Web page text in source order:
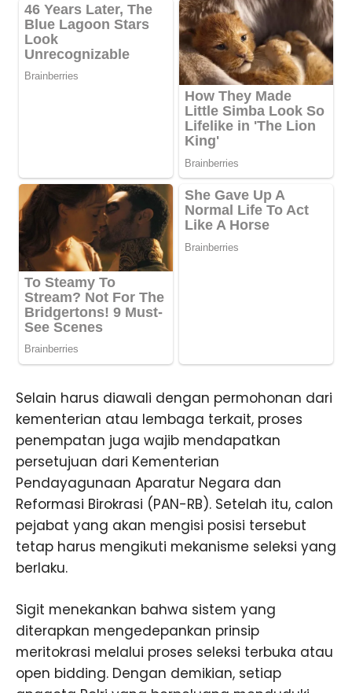
Selain harus diawali dengan permohonan dari
kementerian atau lembaga terkait, proses
penempatan juga wajib mendapatkan
persetujuan dari Kementerian
Pendayagunaan Aparatur Negara dan
Reformasi Birokrasi (PAN-RB). Setelah itu, calon
pejabat yang akan mengisi posisi tersebut
tetap harus mengikuti mekanisme seleksi yang
berlaku.
Sigit menekankan bahwa sistem yang
diterapkan mengedepankan prinsip
meritokrasi melalui proses seleksi terbuka atau
open bidding. Dengan demikian, setiap